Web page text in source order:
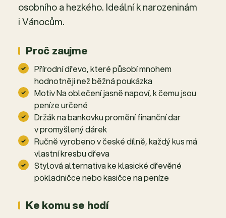
osobního a hezkého. Ideální k narozeninám
i Vánocům.
Proč zaujme
Přírodní dřevo, které působí mnohem
hodnotněji než běžná poukázka
Motiv Na oblečení jasně napoví, k čemu jsou
peníze určené
Držák na bankovku promění finanční dar
v promyšlený dárek
Ručně vyrobeno v české dílně, každý kus má
vlastní kresbu dřeva
Stylová alternativa ke klasické dřevěné
pokladničce nebo kasičce na peníze
Ke komu se hodí